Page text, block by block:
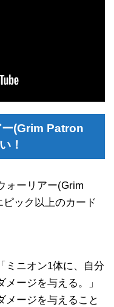
ー(Grim Patron
！
ォーリアー(Grim
ック以上のカード
ミニオン1体に、自分
ージを与える。」
メージを与えること